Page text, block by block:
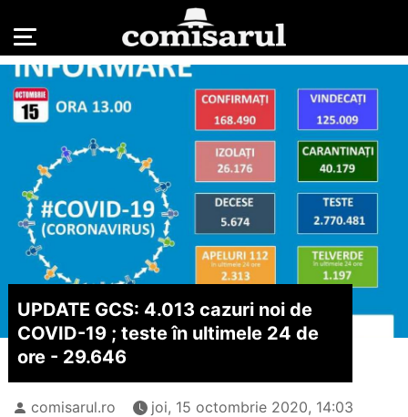
UPDATE GCS: 4.013 cazuri noi de
COVID-19 ; teste în ultimele 24 de
ore - 29.646
comisarul.ro joi, 15 octombrie 2020, 14:03